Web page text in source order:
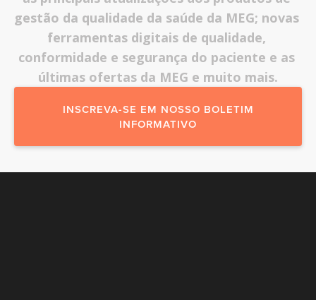
gestão da qualidade da saúde da MEG; novas
ferramentas digitais de qualidade,
conformidade e segurança do paciente e as
últimas ofertas da MEG e muito mais.
INSCREVA-SE EM NOSSO BOLETIM
INFORMATIVO